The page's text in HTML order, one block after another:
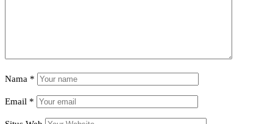
Nama *
Email *